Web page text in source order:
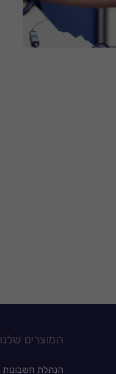
המוצרים שלנו
הנהלת חשבונות